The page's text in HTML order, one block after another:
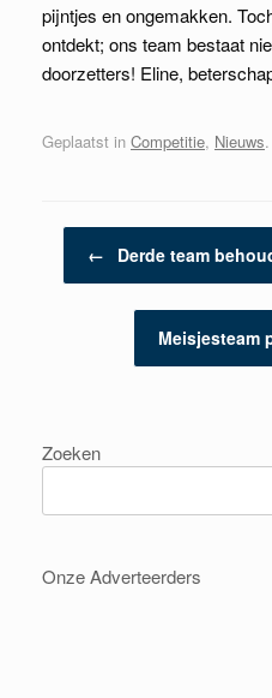
pijntjes en ongemakken.
ontdekt; ons team bestaat
doorzetters! Eline,
Geplaatst in Competitie, Nieuws.
Berichtnavigatie
← Derde team
Meisjesteam
Zoeken
Onze Adverteerders